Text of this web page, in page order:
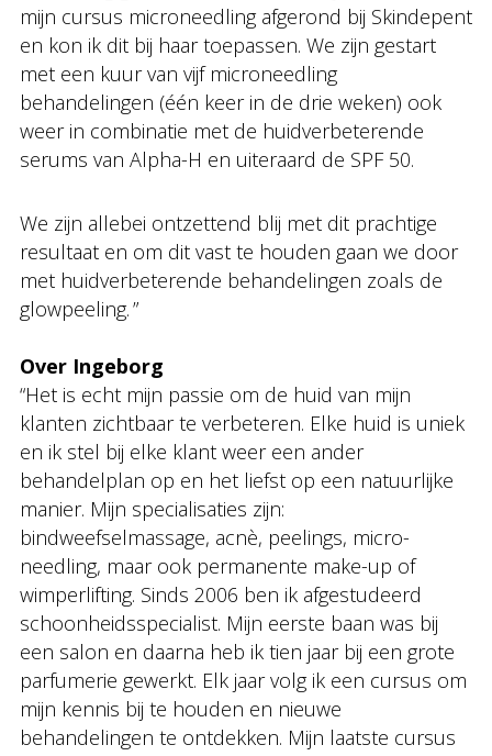
mijn cursus microneedling afgerond bij Skindepent
en kon ik dit bij haar toepassen. We zijn gestart
met een kuur van vijf microneedling
behandelingen (één keer in de drie weken) ook
weer in combinatie met de huidverbeterende
serums van Alpha-H en uiteraard de SPF 50.
We zijn allebei ontzettend blij met dit prachtige
resultaat en om dit vast te houden gaan we door
met huidverbeterende behandelingen zoals de
glowpeeling. ”
Over Ingeborg
“Het is echt mijn passie om de huid van mijn
klanten zichtbaar te verbeteren. Elke huid is uniek
en ik stel bij elke klant weer een ander
behandelplan op en het liefst op een natuurlijke
manier. Mijn specialisaties zijn:
bindweefselmassage, acnè, peelings, micro-
needling, maar ook permanente make-up of
wimperlifting. Sinds 2006 ben ik afgestudeerd
schoonheidsspecialist. Mijn eerste baan was bij
een salon en daarna heb ik tien jaar bij een grote
parfumerie gewerkt. Elk jaar volg ik een cursus om
mijn kennis bij te houden en nieuwe
behandelingen te ontdekken. Mijn laatste cursus